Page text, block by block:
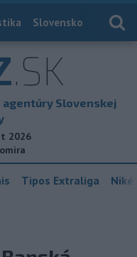
Slovensko
.SK
Slovenskej
2026
Tipos Extraliga